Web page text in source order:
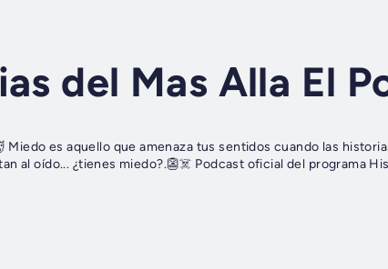
del Mas Alla El
Miedo es aquello que amenaza tus sentidos cuando las
al oído... ¿tienes miedo?.👺☠️ Podcast oficial del programa